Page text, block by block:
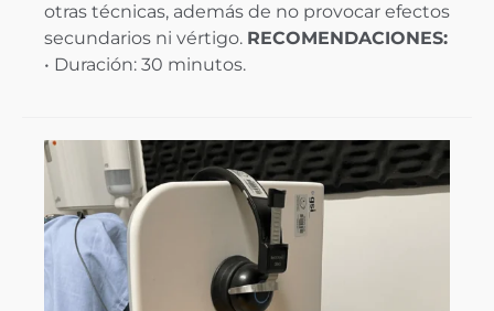
otras técnicas, además de no provocar efectos
secundarios ni vértigo. RECOMENDACIONES:
• Duración: 30 minutos.